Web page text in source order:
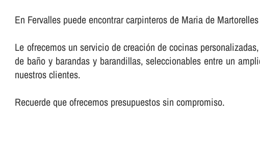
En Fervalles puede encontrar carpinteros de Maria de
Le ofrecemos un servicio de creación de cocinas
de baño y barandas y barandillas, seleccionables entre un
nuestros clientes.
Recuerde que ofrecemos presupuestos sin compromiso.